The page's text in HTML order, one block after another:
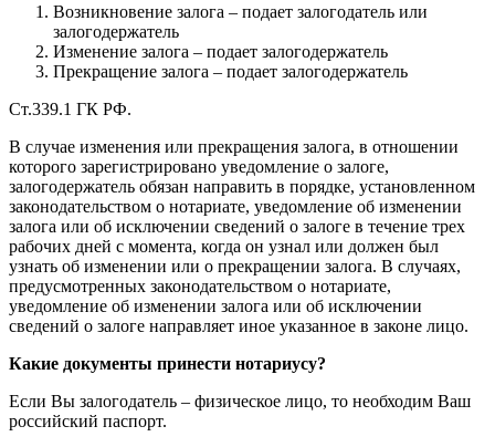
Возникновение залога – подает залогодатель или
залогодержатель
Изменение залога – подает залогодержатель
Прекращение залога – подает залогодержатель
Ст.339.1 ГК РФ.
В случае изменения или прекращения залога, в отношении
которого зарегистрировано уведомление о залоге,
залогодержатель обязан направить в порядке, установленном
законодательством о нотариате, уведомление об изменении
залога или об исключении сведений о залоге в течение трех
рабочих дней с момента, когда он узнал или должен был
узнать об изменении или о прекращении залога. В случаях,
предусмотренных законодательством о нотариате,
уведомление об изменении залога или об исключении
сведений о залоге направляет иное указанное в законе лицо.
Какие документы принести нотариусу?
Если Вы залогодатель – физическое лицо, то необходим Ваш
российский паспорт.